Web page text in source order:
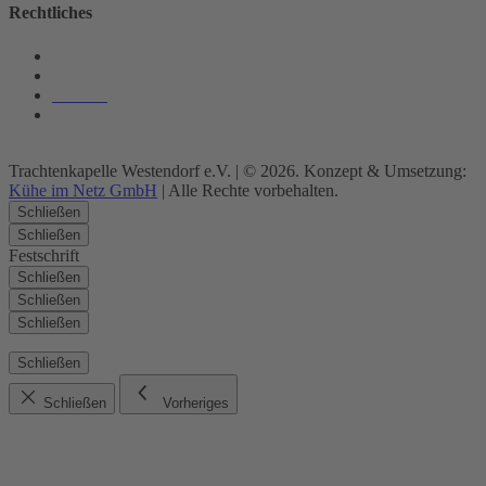
Rechtliches
Trachtenkapelle Westendorf e.V. | © 2026. Konzept & Umsetzung:
Kühe im Netz GmbH | Alle Rechte vorbehalten.
Schließen
Schließen
Festschrift
Schließen
Schließen
Schließen
Schließen
Schließen Vorheriges